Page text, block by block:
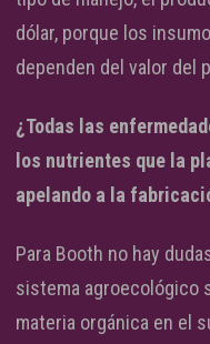
dólar, porque los
dependen del valor del
¿Todas las
los nutrientes que la
apelando a la
Para Booth no hay
sistema agroecológico
materia orgánica en el